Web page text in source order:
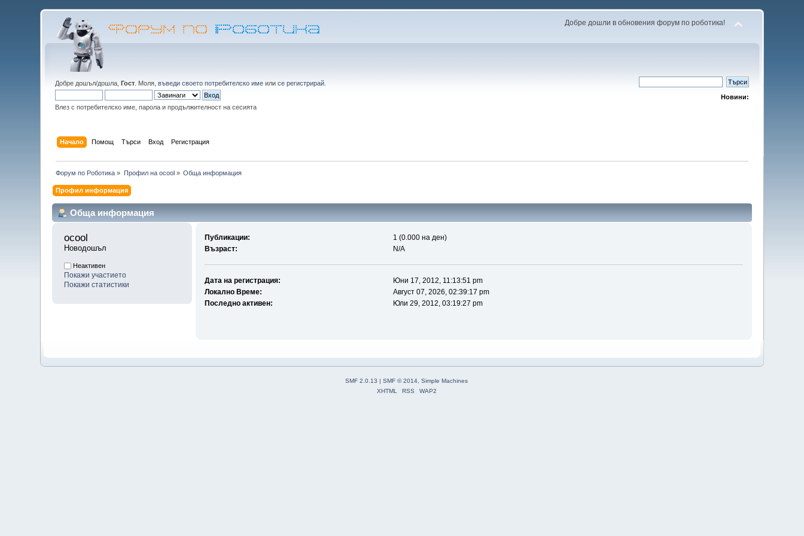
Добре дошли в обновения форум по роботика!
Добре дошъл/дошла,Гост . Моля,въведи своето потребителско име илисе регистрирай
Влез с потребителско име, парола и продължителност на сесията
Новини:
Начало Помощ Търси Вход Регистрация
Форум по Роботика » Профил на ocool» Обща информация
Профил информация
Обща информация
ocool
Новодошъл
Неактивен
Покажи участието
Покажи статистики
Публикации:
1 (0.000 на ден)
Възраст:
N/A
Дата на регистрация:
Юни 17, 2012, 11:13:51 pm
Локално Време:
Август 07, 2026, 02:39:17 pm
Последно активен:
Юли 29, 2012, 03:19:27 pm
SMF 2.0.13 | SMF © 2014, Simple Machines
XHTML
RSS WAP2